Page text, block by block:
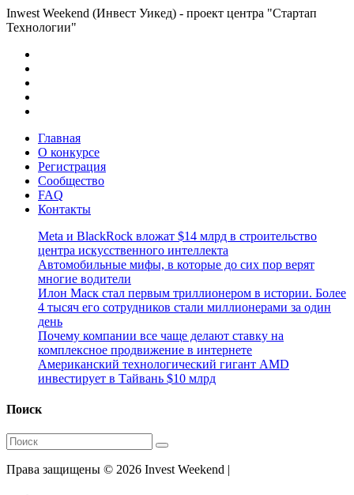
Inwest Weekend (Инвест Уикед) - проект центра "Стартап
Технологии"
Главная
О конкурсе
Регистрация
Сообщество
FAQ
Контакты
Meta и BlackRock вложат $14 млрд в строительство
центра искусственного интеллекта
Автомобильные мифы, в которые до сих пор верят
многие водители
Илон Маск стал первым триллионером в истории. Более
4 тысяч его сотрудников стали миллионерами за один
день
Почему компании все чаще делают ставку на
комплексное продвижение в интернете
Американский технологический гигант AMD
инвестирует в Тайвань $10 млрд
Поиск
Права защищены © 2026 Invest Weekend |